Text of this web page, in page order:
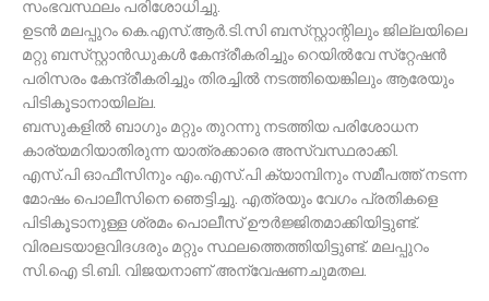
സംഭവസ്ഥലം പരിശോധിച്ചു.
ഉടന്‍ മലപ്പുറം കെ.എസ്.ആര്‍.ടി.സി ബസ്‌സ്റ്റാന്റിലും ജില്ലയിലെ
മറ്റു ബസ്‌സ്റ്റാന്‍ഡുകള്‍ കേന്ദ്രീകരിച്ചും റെയില്‍വേ സ്‌റ്റേഷന്‍
പരിസരം കേന്ദ്രീകരിച്ചും തിരച്ചില്‍ നടത്തിയെങ്കിലും ആരേയും
പിടികൂടാനായില്ല.
ബസുകളില്‍ ബാഗും മറ്റും തുറന്നു നടത്തിയ പരിശോധന
കാര്യമറിയാതിരുന്ന യാത്രക്കാരെ അസ്വസ്ഥരാക്കി.
എസ്.പി ഓഫീസിനും എം.എസ്.പി ക്യാമ്പിനും സമീപത്ത് നടന്ന
മോഷം പൊലീസിനെ ഞെട്ടിച്ചു. എത്രയും വേഗം പ്രതികളെ
പിടികൂടാനുള്ള ശ്രമം പൊലീസ് ഊര്‍ജ്ജിതമാക്കിയിട്ടുണ്ട്.
വിരലടയാളവിദഗ്ദരും മറ്റും സ്ഥലത്തെത്തിയിട്ടുണ്ട്. മലപ്പുറം
സി.ഐ ടി.ബി. വിജയനാണ് അന്വേഷണചുമതല.